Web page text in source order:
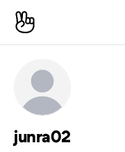
junra02